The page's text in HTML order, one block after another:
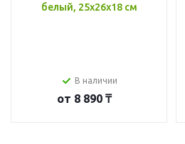
белый, 25x26x18 см
В наличии
от 8 890 ₸